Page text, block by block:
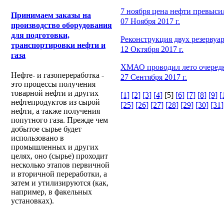
Принимаем заказы на
производство оборудования
для подготовки,
транспортировки нефти и
газа
Нефте- и газопереработка -
это процессы получения
товарной нефти и других
нефтепродуктов из сырой
нефти, а также получения
попутного газа. Прежде чем
добытое сырье будет
использовано в
промышленных и других
целях, оно (сырье) проходит
несколько этапов первичной
и вторичной переработки, а
затем и утилизируются (как,
например, в факельных
установках).
7 ноября цена нефти
07 Ноября 2017 г.
Реконструкция двух
12 Октября 2017 г.
ХМАО проводил лето
27 Сентября 2017 г.
[1] [2] [3] [4] [5] [6] [7] [8] [9]
[25] [26] [27] [28] [29] [30] [31]